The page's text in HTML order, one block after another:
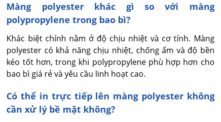
Màng polyester khác gì so với màng
polypropylene trong bao bì?
Khác biệt chính nằm ở độ chịu nhiệt và cơ tính. Màng
polyester có khả năng chịu nhiệt, chống ẩm và độ bền
kéo tốt hơn, trong khi polypropylene phù hợp hơn cho
bao bì giá rẻ và yêu cầu linh hoạt cao.
Có thể in trực tiếp lên màng polyester không
cần xử lý bề mặt không?